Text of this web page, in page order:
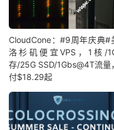
CloudCone：#9周年庆典#
洛杉矶便宜VPS，1核/
存/25G SSD/1Gbs@4T流量
付$18.29起